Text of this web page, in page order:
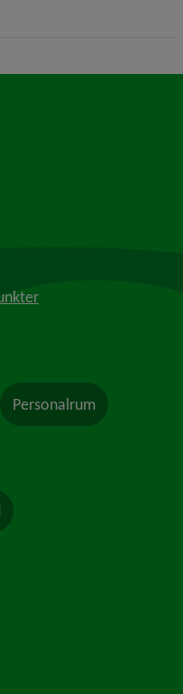
webbplats, öppnas i nytt
Personalrum